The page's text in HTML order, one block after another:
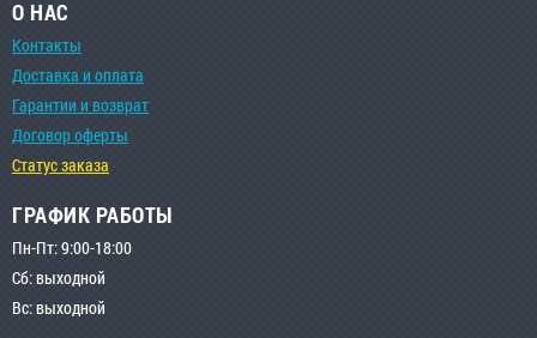
О НАС
Контакты
Доставка и оплата
Гарантии и возврат
Договор оферты
Статус заказа
ГРАФИК РАБОТЫ
Пн-Пт: 9:00-18:00
Сб: выходной
Вс: выходной